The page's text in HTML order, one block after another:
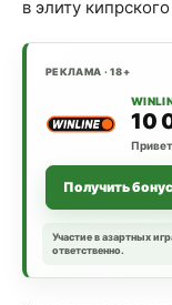
в элиту
РЕКЛАМА · 18+
10
Получить бонус
Участие в азартных
ответственно.